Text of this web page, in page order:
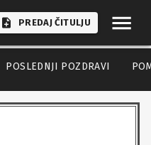
PREDAJ ČITULJU
POSLEDNJI POZDRAVI